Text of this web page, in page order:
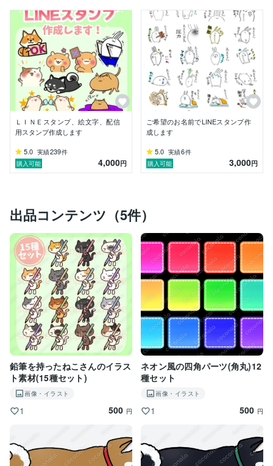
・Twitch、Discord用絵文字
・YouTubeメンバーシップバッジ、絵文字
・TikTokエモート
ＬＩＮＥスタンプ、絵文字、配信
用スタンプ作成します
5.0 実績239件
購入可能
4,000円
ご希望のお名前でLINEスタンプ作
成します
5.0 実績6件
購入可能
3,000円
出品コンテンツ（5件）
鉛筆を持ったねこさんのイラス
ト素材(15種セット)
画像・イラスト
1 500 円
ネオン風の四角パーツ(角丸)12
種セット
画像・イラスト
1 500 円